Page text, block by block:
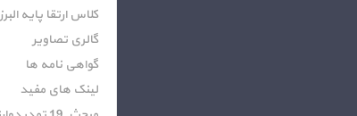
کلاس ارتقا پایه البرز
گالری تصاویر
گواهی نامه ها
لینک های مفید